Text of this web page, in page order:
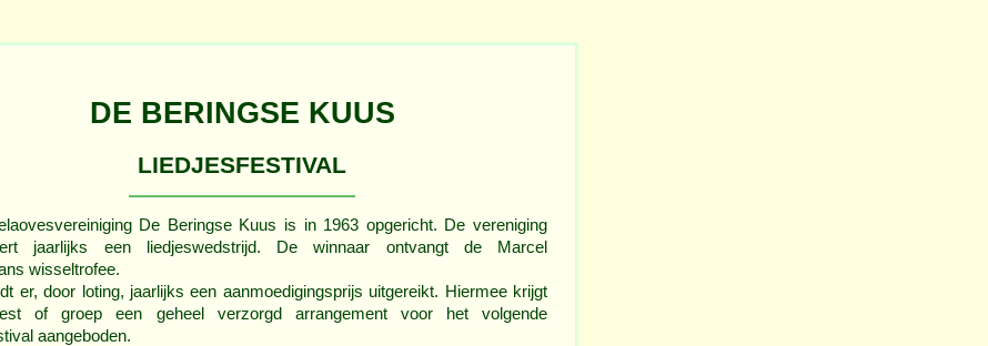
DE BERINGSE KUUS
LIEDJESFESTIVAL
De Beringse Kuus is in 1963 opgericht. De vereniging
jaarlijks een liedjeswedstrijd. De winnaar ontvangt de Marcel
wisseltrofee.
er, door loting, jaarlijks een aanmoedigingsprijs uitgereikt. Hiermee krijgt
of groep een geheel verzorgd arrangement voor het volgende
aangeboden.